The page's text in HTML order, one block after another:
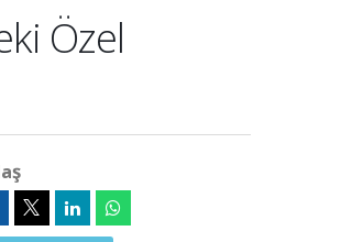
Özel